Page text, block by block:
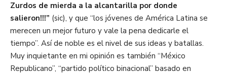
Zurdos de mierda a la alcantarilla por donde
salieron!!!” (sic), y que “los jóvenes de América Latina se
merecen un mejor futuro y vale la pena dedicarle el
tiempo”. Así de noble es el nivel de sus ideas y batallas.
Muy inquietante en mi opinión es también “México
Republicano”, “partido político binacional” basado en